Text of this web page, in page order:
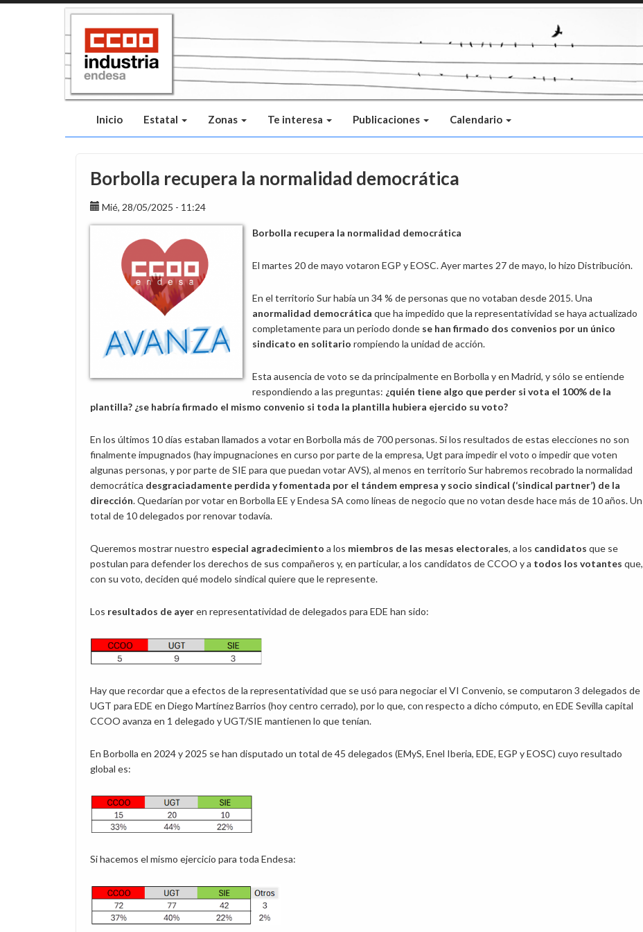
Inicio Estatal Zonas Te interesa Publicaciones Calendario
Borbolla recupera la normalidad democrática
Mié, 28/05/2025 - 11:24
Borbolla recupera la normalidad democrática
El martes 20 de mayo votaron EGP y EOSC. Ayer martes 27 de mayo, lo hizo Distribución.
En el territorio Sur había un 34 % de personas que no votaban desde 2015. Una
anormalidad democrática que ha impedido que la representatividad se haya actualizado
completamente para un periodo donde se han firmado dos convenios por un único
sindicato en solitario rompiendo la unidad de acción.
Esta ausencia de voto se da principalmente en Borbolla y en Madrid, y sólo se entiende
respondiendo a las preguntas: ¿quién tiene algo que perder si vota el 100% de la
plantilla? ¿se habría firmado el mismo convenio si toda la plantilla hubiera ejercido su voto?
En los últimos 10 días estaban llamados a votar en Borbolla más de 700 personas. Si los resultados de estas elecciones no son
finalmente impugnados (hay impugnaciones en curso por parte de la empresa, Ugt para impedir el voto o impedir que voten
algunas personas, y por parte de SIE para que puedan votar AVS), al menos en territorio Sur habremos recobrado la normalidad
democrática desgraciadamente perdida y fomentada por el tándem empresa y socio sindical (‘sindical partner’) de la
dirección. Quedarían por votar en Borbolla EE y Endesa SA como líneas de negocio que no votan desde hace más de 10 años. Un
total de 10 delegados por renovar todavía.
Queremos mostrar nuestro especial agradecimiento a los miembros de las mesas electorales, a los candidatos que se
postulan para defender los derechos de sus compañeros y, en particular, a los candidatos de CCOO y a todos los votantes que,
con su voto, deciden qué modelo sindical quiere que le represente.
Los resultados de ayeren representatividad de delegados para EDE han sido:
Hay que recordar que a efectos de la representatividad que se usó para negociar el VI Convenio, se computaron 3 delegados de
UGT para EDE en Diego Martínez Barrios (hoy centro cerrado), por lo que, con respecto a dicho cómputo, en EDE Sevilla capital
CCOO avanza en 1 delegado y UGT/SIE mantienen lo que tenían.
En Borbolla en 2024 y 2025 se han disputado un total de 45 delegados (EMyS, Enel Iberia, EDE, EGP y EOSC) cuyo resultado
global es:
Si hacemos el mismo ejercicio para toda Endesa: